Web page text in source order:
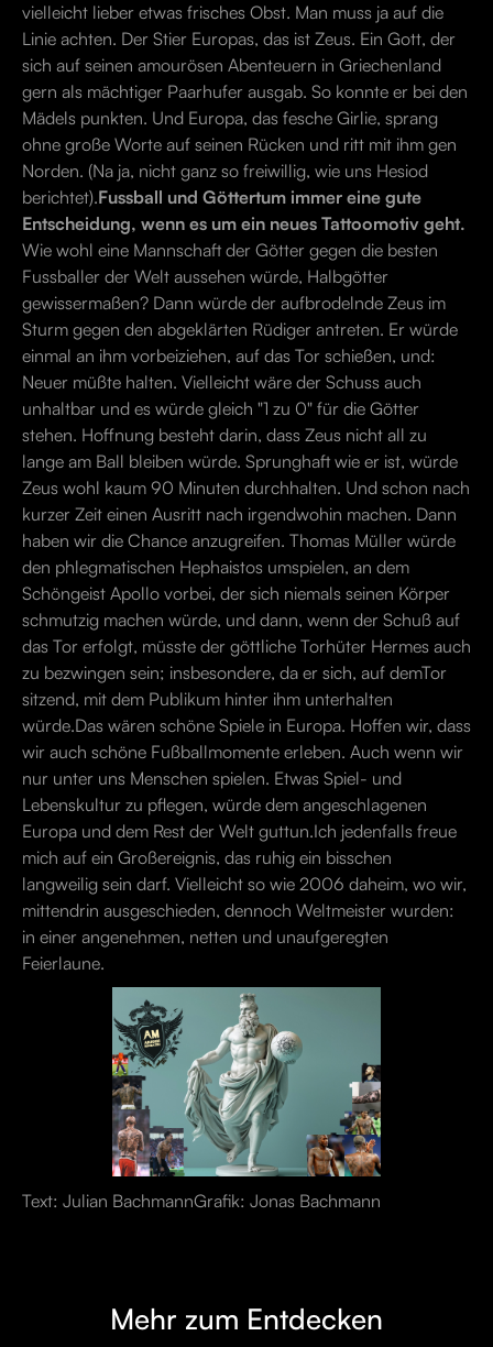
vielleicht lieber etwas frisches Obst. Man muss ja auf die
Linie achten. Der Stier Europas, das ist Zeus. Ein Gott, der
sich auf seinen amourösen Abenteuern in Griechenland
gern als mächtiger Paarhufer ausgab. So konnte er bei den
Mädels punkten. Und Europa, das fesche Girlie, sprang
ohne große Worte auf seinen Rücken und ritt mit ihm gen
Norden. (Na ja, nicht ganz so freiwillig, wie uns Hesiod
berichtet).Fussball und Göttertum immer eine gute
Entscheidung, wenn es um ein neues Tattoomotiv geht.
Wie wohl eine Mannschaft der Götter gegen die besten
Fussballer der Welt aussehen würde, Halbgötter
gewissermaßen? Dann würde der aufbrodelnde Zeus im
Sturm gegen den abgeklärten Rüdiger antreten. Er würde
einmal an ihm vorbeiziehen, auf das Tor schießen, und:
Neuer müßte halten. Vielleicht wäre der Schuss auch
unhaltbar und es würde gleich "1 zu 0" für die Götter
stehen. Hoffnung besteht darin, dass Zeus nicht all zu
lange am Ball bleiben würde. Sprunghaft wie er ist, würde
Zeus wohl kaum 90 Minuten durchhalten. Und schon nach
kurzer Zeit einen Ausritt nach irgendwohin machen. Dann
haben wir die Chance anzugreifen. Thomas Müller würde
den phlegmatischen Hephaistos umspielen, an dem
Schöngeist Apollo vorbei, der sich niemals seinen Körper
schmutzig machen würde, und dann, wenn der Schuß auf
das Tor erfolgt, müsste der göttliche Torhüter Hermes auch
zu bezwingen sein; insbesondere, da er sich, auf demTor
sitzend, mit dem Publikum hinter ihm unterhalten
würde.Das wären schöne Spiele in Europa. Hoffen wir, dass
wir auch schöne Fußballmomente erleben. Auch wenn wir
nur unter uns Menschen spielen. Etwas Spiel- und
Lebenskultur zu pflegen, würde dem angeschlagenen
Europa und dem Rest der Welt guttun.Ich jedenfalls freue
mich auf ein Großereignis, das ruhig ein bisschen
langweilig sein darf. Vielleicht so wie 2006 daheim, wo wir,
mittendrin ausgeschieden, dennoch Weltmeister wurden:
in einer angenehmen, netten und unaufgeregten
Feierlaune.
Text: Julian BachmannGrafik: Jonas Bachmann
Mehr zum Entdecken